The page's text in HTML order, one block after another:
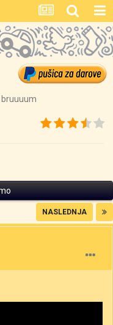
bruuuum
NASLEDNJA